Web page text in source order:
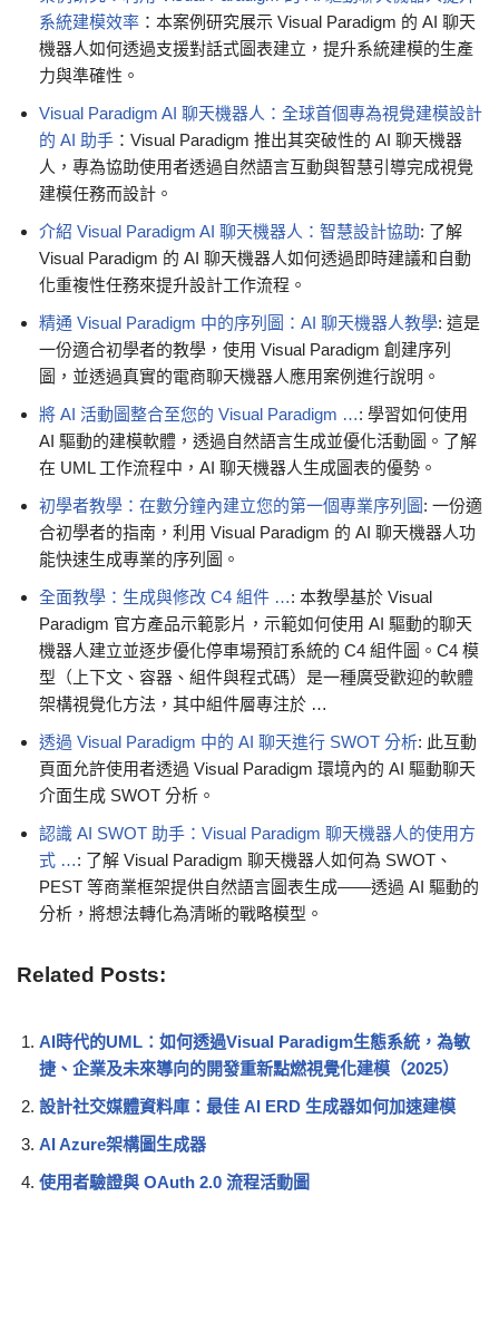
系統建模效率 ：本案例研究展示 Visual Paradigm 的 AI 聊天
機器人如何透過支援對話式圖表建立，提升系統建模的生產
力與準確性。
Visual Paradigm AI 聊天機器人：全球首個專為視覺建模設計
的 AI 助手 ：Visual Paradigm 推出其突破性的 AI 聊天機器
人，專為協助使用者透過自然語言互動與智慧引導完成視覺
建模任務而設計。
介紹 Visual Paradigm AI 聊天機器人：智慧設計協助: 了解
Visual Paradigm 的 AI 聊天機器人如何透過即時建議和自動
化重複性任務來提升設計工作流程。
精通 Visual Paradigm 中的序列圖：AI 聊天機器人教學: 這是
一份適合初學者的教學，使用 Visual Paradigm 創建序列
圖，並透過真實的電商聊天機器人應用案例進行說明。
將 AI 活動圖整合至您的 Visual Paradigm …: 學習如何使用
AI 驅動的建模軟體，透過自然語言生成並優化活動圖。了解
在 UML 工作流程中，AI 聊天機器人生成圖表的優勢。
初學者教學：在數分鐘內建立您的第一個專業序列圖 : 一份適
合初學者的指南，利用 Visual Paradigm 的 AI 聊天機器人功
能快速生成專業的序列圖。
全面教學：生成與修改 C4 組件 …: 本教學基於 Visual
Paradigm 官方產品示範影片，示範如何使用 AI 驅動的聊天
機器人建立並逐步優化停車場預訂系統的 C4 組件圖。C4 模
型（上下文、容器、組件與程式碼）是一種廣受歡迎的軟體
架構視覺化方法，其中組件層專注於 …
透過 Visual Paradigm 中的 AI 聊天進行 SWOT 分析: 此互動
頁面允許使用者透過 Visual Paradigm 環境內的 AI 驅動聊天
介面生成 SWOT 分析。
認識 AI SWOT 助手：Visual Paradigm 聊天機器人的使用方
式 …: 了解 Visual Paradigm 聊天機器人如何為 SWOT、
PEST 等商業框架提供自然語言圖表生成——透過 AI 驅動的
分析，將想法轉化為清晰的戰略模型。
Related Posts:
AI時代的UML：如何透過Visual Paradigm生態系統，為敏
捷、企業及未來導向的開發重新點燃視覺化建模（2025）
設計社交媒體資料庫：最佳 AI ERD 生成器如何加速建模
AI Azure架構圖生成器
使用者驗證與 OAuth 2.0 流程活動圖